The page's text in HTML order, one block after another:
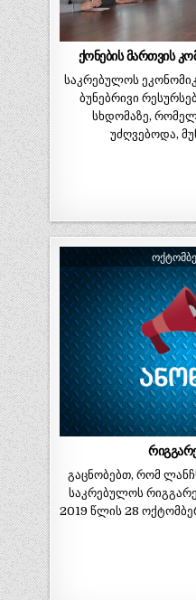
ქონების მართვის
საკრებულოს
ბუნებრივი
სხდომაზე,
უძღვებოდა,
გაცნობებთ, რომ
საკრებულოს
2019 წლის 28